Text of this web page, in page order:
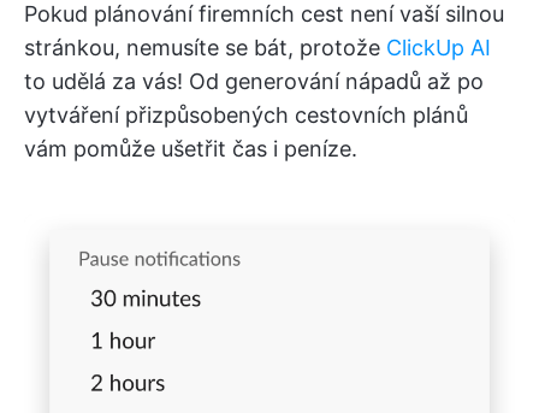
Pokud plánování firemních cest není vaší silnou
stránkou, nemusíte se bát, protože ClickUp AI
to udělá za vás! Od generování nápadů až po
vytváření přizpůsobených cestovních plánů
vám pomůže ušetřit čas i peníze.